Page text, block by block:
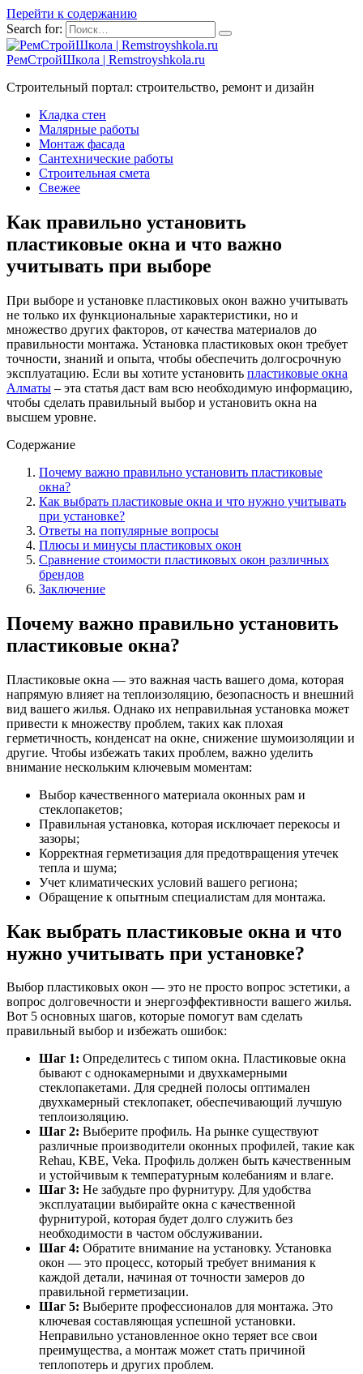
Перейти к содержанию
Search for:
РемСтройШкола | Remstroyshkola.ru
Строительный портал: строительство, ремонт и дизайн
Кладка стен
Малярные работы
Монтаж фасада
Сантехнические работы
Строительная смета
Свежее
Как правильно установить
пластиковые окна и что важно
учитывать при выборе
При выборе и установке пластиковых окон важно учитывать
не только их функциональные характеристики, но и
множество других факторов, от качества материалов до
правильности монтажа. Установка пластиковых окон требует
точности, знаний и опыта, чтобы обеспечить долгосрочную
эксплуатацию. Если вы хотите установить пластиковые окна
Алматы – эта статья даст вам всю необходимую информацию,
чтобы сделать правильный выбор и установить окна на
высшем уровне.
Содержание
Почему важно правильно установить пластиковые
окна?
Как выбрать пластиковые окна и что нужно учитывать
при установке?
Ответы на популярные вопросы
Плюсы и минусы пластиковых окон
Сравнение стоимости пластиковых окон различных
брендов
Заключение
Почему важно правильно установить
пластиковые окна?
Пластиковые окна — это важная часть вашего дома, которая
напрямую влияет на теплоизоляцию, безопасность и внешний
вид вашего жилья. Однако их неправильная установка может
привести к множеству проблем, таких как плохая
герметичность, конденсат на окне, снижение шумоизоляции и
другие. Чтобы избежать таких проблем, важно уделить
внимание нескольким ключевым моментам:
Выбор качественного материала оконных рам и
стеклопакетов;
Правильная установка, которая исключает перекосы и
зазоры;
Корректная герметизация для предотвращения утечек
тепла и шума;
Учет климатических условий вашего региона;
Обращение к опытным специалистам для монтажа.
Как выбрать пластиковые окна и что
нужно учитывать при установке?
Выбор пластиковых окон — это не просто вопрос эстетики, а
вопрос долговечности и энергоэффективности вашего жилья.
Вот 5 основных шагов, которые помогут вам сделать
правильный выбор и избежать ошибок:
Шаг 1: Определитесь с типом окна. Пластиковые окна
бывают с однокамерными и двухкамерными
стеклопакетами. Для средней полосы оптимален
двухкамерный стеклопакет, обеспечивающий лучшую
теплоизоляцию.
Шаг 2: Выберите профиль. На рынке существуют
различные производители оконных профилей, такие как
Rehau, KBE, Veka. Профиль должен быть качественным
и устойчивым к температурным колебаниям и влаге.
Шаг 3: Не забудьте про фурнитуру. Для удобства
эксплуатации выбирайте окна с качественной
фурнитурой, которая будет долго служить без
необходимости в частом обслуживании.
Шаг 4: Обратите внимание на установку. Установка
окон — это процесс, который требует внимания к
каждой детали, начиная от точности замеров до
правильной герметизации.
Шаг 5: Выберите профессионалов для монтажа. Это
ключевая составляющая успешной установки.
Неправильно установленное окно теряет все свои
преимущества, а монтаж может стать причиной
теплопотерь и других проблем.